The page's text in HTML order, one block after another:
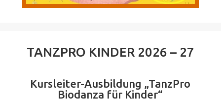
TANZPRO KINDER 2026 – 27
Kursleiter-Ausbildung „TanzPro
Biodanza für Kinder“